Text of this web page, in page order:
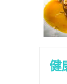
健